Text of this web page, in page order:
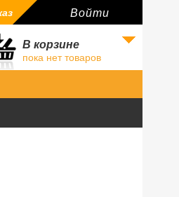
Войти
В корзине
пока нет товаров